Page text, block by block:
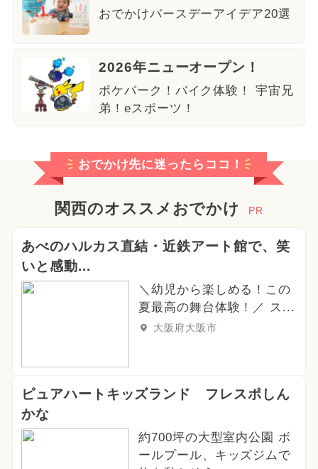
おでかけバースデーアイデア20選
2026年ニューオープン！
ポケパーク！バイク体験！ 宇宙兄
弟！eスポーツ！
おでかけ先に迷ったらココ！
関西のオススメおでかけ PR
あべのハルカス直結・近鉄アート館で、笑
いと感動...
＼幼児から楽しめる！この
夏最高の舞台体験！／ ス...
大阪府大阪市
ピュアハートキッズランド フレスポしん
かな
約700坪の大型室内公園 ボ
ールプール、キッズジムで